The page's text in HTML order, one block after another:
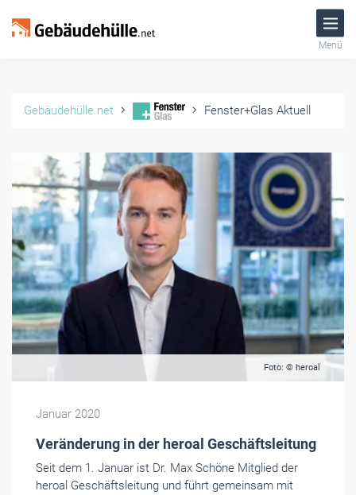
Menü
Gebäudehülle.net Fenster+Glas Aktuell
Foto: © heroal
Januar 2020
Veränderung in der heroal Geschäftsleitung
Seit dem 1. Januar ist Dr. Max Schöne Mitglied der
heroal Geschäftsleitung und führt gemeinsam mit